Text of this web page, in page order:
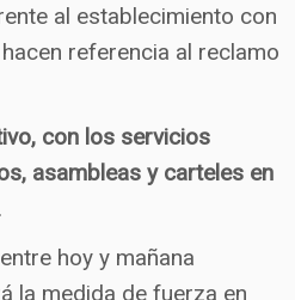
al establecimiento con
referencia al reclamo
con los servicios
asambleas y carteles en
.
hoy y mañana
la medida de fuerza en